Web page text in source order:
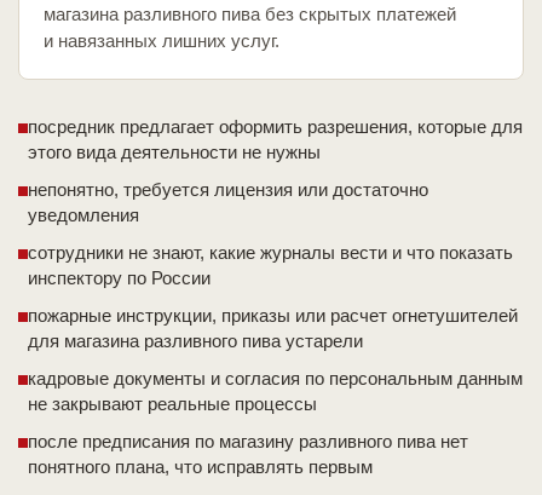
магазина разливного пива без скрытых платежей
и навязанных лишних услуг.
посредник предлагает оформить разрешения, которые для
этого вида деятельности не нужны
непонятно, требуется лицензия или достаточно
уведомления
сотрудники не знают, какие журналы вести и что показать
инспектору по России
пожарные инструкции, приказы или расчет огнетушителей
для магазина разливного пива устарели
кадровые документы и согласия по персональным данным
не закрывают реальные процессы
после предписания по магазину разливного пива нет
понятного плана, что исправлять первым